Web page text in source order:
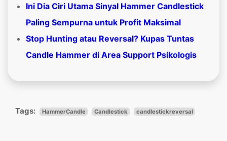
Ini Dia Ciri Utama Sinyal Hammer Candlestick
Paling Sempurna untuk Profit Maksimal
Stop Hunting atau Reversal? Kupas Tuntas
Candle Hammer di Area Support Psikologis
Tags: HammerCandle Candlestick candlestickreversal